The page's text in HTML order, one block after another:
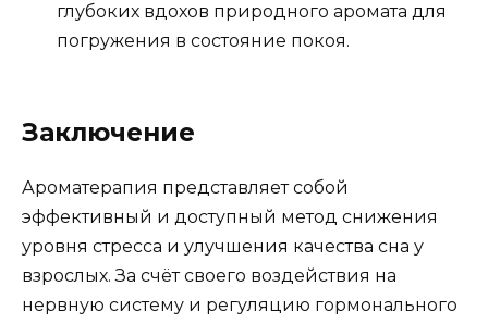
глубоких вдохов природного аромата для
погружения в состояние покоя.
Заключение
Ароматерапия представляет собой
эффективный и доступный метод снижения
уровня стресса и улучшения качества сна у
взрослых. За счёт своего воздействия на
нервную систему и регуляцию гормонального